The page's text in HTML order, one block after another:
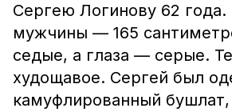
Сергею Логинову 62 года.
мужчины — 165
седые, а глаза — серые.
худощавое. Сергей был
камуфлированный